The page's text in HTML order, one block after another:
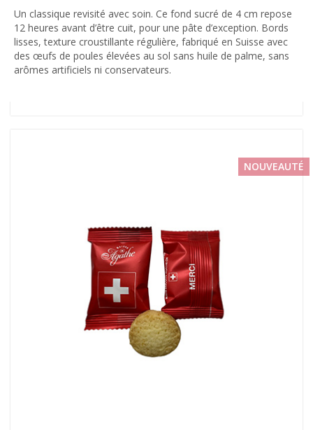
Un classique revisité avec soin. Ce fond sucré de 4 cm repose
12 heures avant d’être cuit, pour une pâte d’exception. Bords
lisses, texture croustillante régulière, fabriqué en Suisse avec
des œufs de poules élevées au sol sans huile de palme, sans
arômes artificiels ni conservateurs.
NOUVEAUTÉ